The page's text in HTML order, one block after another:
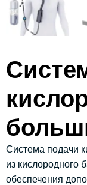
Система подачи
из кислородного
обеспечения